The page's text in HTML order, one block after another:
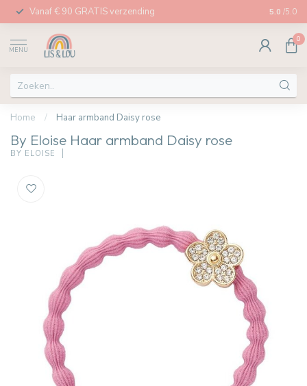
Vanaf € 90 GRATIS verzending Afhalen
5.0 /5.0
MENU
0
Home / Haar armband Daisy rose
By Eloise Haar armband Daisy rose
BY ELOISE